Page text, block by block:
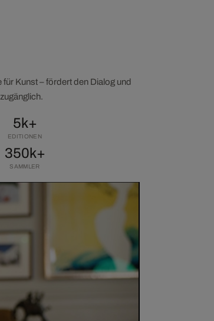
Kunst – fördert den Dialog und
5k+
EDITIONEN
350k+
SAMMLER